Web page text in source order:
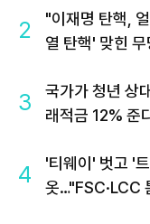
2
"이재명 탄핵,
열 탄핵' 맞힌
3
국가가 청년 상
래적금 12% 준
4
'티웨이' 벗고 '
옷…"FSC·LCC